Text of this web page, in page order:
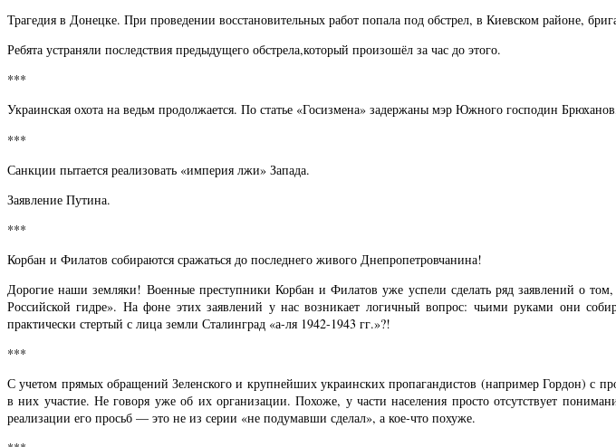
Трагедия в Донецке. При проведении восстановительных работ попала под обстрел, в Киевском районе,
Ребята устраняли последствия предыдущего обстрела,который произошёл за час до этого.
***
Украинская охота на ведьм продолжается. По статье «Госизмена» задержаны мэр Южного господин
***
Санкции пытается реализовать «империя лжи» Запада.
Заявление Путина.
***
Корбан и Филатов собираются сражаться до последнего живого Днепропетровчанина!
Дорогие наши земляки! Военные преступники Корбан и Филатов уже успели сделать ряд заявлений о
Российской гидре». На фоне этих заявлений у нас возникает логичный вопрос: чьими руками они
практически стертый с лица земли Сталинград «а-ля 1942-1943 гг.»?!
***
С учетом прямых обращений Зеленского и крупнейших украинских пропагандистов (например Гордон) с
в них участие. Не говоря уже об их организации. Похоже, у части населения просто отсутствует
реализации его просьб — это не из серии «не подумавши сделал», а кое-что похуже.